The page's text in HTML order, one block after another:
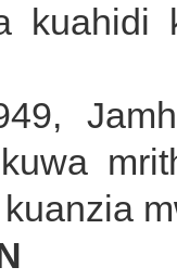
kuahidi